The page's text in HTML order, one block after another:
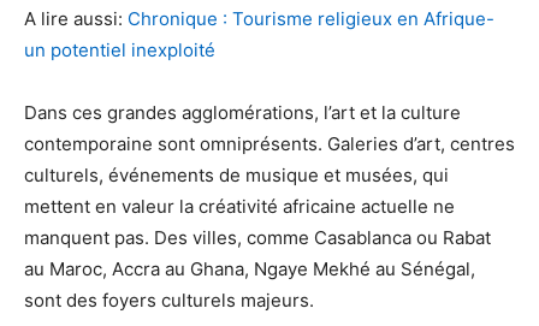
A lire aussi: Chronique : Tourisme religieux en Afrique-
un potentiel inexploité
Dans ces grandes agglomérations, l’art et la culture
contemporaine sont omniprésents. Galeries d’art, centres
culturels, événements de musique et musées, qui
mettent en valeur la créativité africaine actuelle ne
manquent pas. Des villes, comme Casablanca ou Rabat
au Maroc, Accra au Ghana, Ngaye Mekhé au Sénégal,
sont des foyers culturels majeurs.